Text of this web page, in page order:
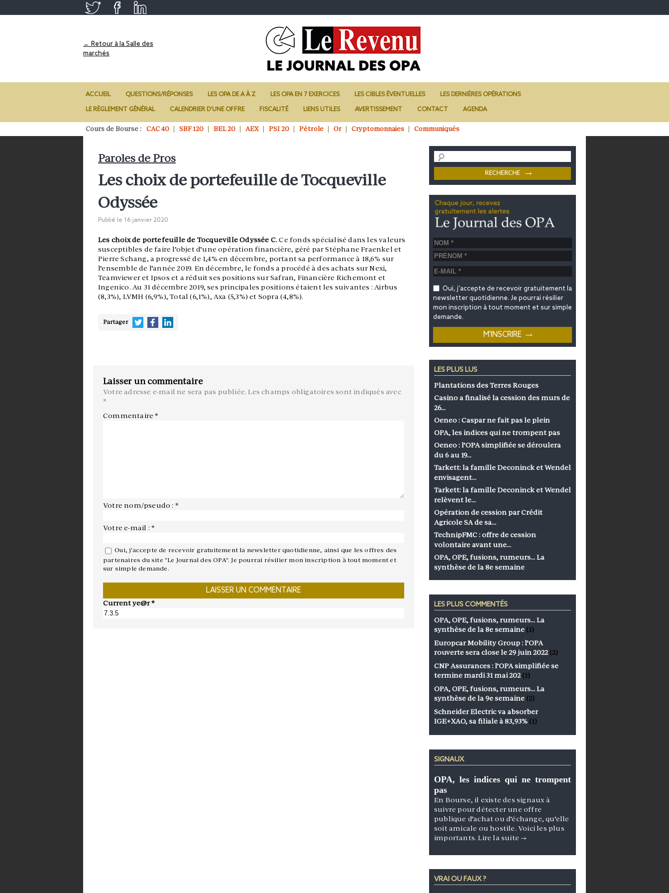
← Retour à la Salle des
marchés
ACCUEIL QUESTIONS/RÉPONSES LES OPA DE A À Z LES OPA EN 7 EXERCICES LES CIBLES ÉVENTUELLES LES DERNIÈRES OPÉRATIONS
LE RÈGLEMENT GÉNÉRAL CALENDRIER D’UNE OFFRE FISCALITÉ LIENS UTILES AVERTISSEMENT CONTACT AGENDA
Cours de Bourse : CAC 40 SBF 120 BEL 20 AEX PSI 20 Pétrole Or Cryptomonnaies Communiqués
Paroles de Pros
Les choix de portefeuille de Tocqueville
Odyssée
Publié le 16 janvier 2020
Les choix de portefeuille de Tocqueville Odyssée C.Ce fonds spécialisé dans les valeurs
susceptibles de faire l’objet d’une opération financière, géré par Stéphane Fraenkel et
Pierre Schang, a progressé de 1,4% en décembre, portant sa performance à 18,6% sur
l’ensemble de l’année 2019. En décembre, le fonds a procédé à des achats sur Nexi,
Teamviewer et Ipsos et a réduit ses positions sur Safran, Financière Richemont et
Ingenico. Au 31 décembre 2019, ses principales positions étaient les suivantes : Airbus
(8,3%), LVMH (6,9%), Total (6,1%), Axa (5,3%) et Sopra (4,8%).
Partager
Laisser un commentaire
Votre adresse e-mail ne sera pas publiée. Les champs obligatoires sont indiqués avec
*
Commentaire*
Votre nom/pseudo : *
Votre e-mail : *
Oui, j'accepte de recevoir gratuitement la newsletter quotidienne, ainsi que les offres des
partenaires du site "Le Journal des OPA". Je pourrai résilier mon inscription à tout moment et
sur simple demande.
Current ye@r*
Oui, j'accepte de recevoir gratuitement la
newsletter quotidienne. Je pourrai résilier
mon inscription à tout moment et sur simple
demande.
LES PLUS LUS
Plantations des Terres Rouges
Casino a finalisé la cession des murs de
26…
Oeneo : Caspar ne fait pas le plein
OPA, les indices qui ne trompent pas
Oeneo : l’OPA simplifiée se déroulera
du 6 au 19…
Tarkett: la famille Deconinck et Wendel
envisagent…
Tarkett: la famille Deconinck et Wendel
relèvent le…
Opération de cession par Crédit
Agricole SA de sa…
TechnipFMC : offre de cession
volontaire avant une…
OPA, OPE, fusions, rumeurs… La
synthèse de la 8e semaine
LES PLUS COMMENTÉS
OPA, OPE, fusions, rumeurs… La
synthèse de la 8e semaine (1)
Europcar Mobility Group : l’OPA
rouverte sera close le 29 juin 2022 (2)
CNP Assurances : l’OPA simplifiée se
termine mardi 31 mai 202 (1)
OPA, OPE, fusions, rumeurs… La
synthèse de la 9e semaine (2)
Schneider Electric va absorber
IGE+XAO, sa filiale à 83,93% (1)
SIGNAUX
OPA, les indices qui ne trompent
pas
En Bourse, il existe des signaux à
suivre pour détecter une offre
publique d’achat ou d’échange, qu’elle
soit amicale ou hostile. Voici les plus
importants.Lire la suite →
VRAI OU FAUX ?